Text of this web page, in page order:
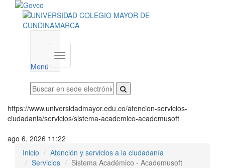
Menú
Menú
institucional
https://www.universidadmayor.edu.co/atencion-servicios-
ciudadania/servicios/sistema-academico-academusoft
ago 6, 2026 11:22
Inicio
Atención y servicios a la ciudadanía
Servicios
Sistema Académico - Academusoft